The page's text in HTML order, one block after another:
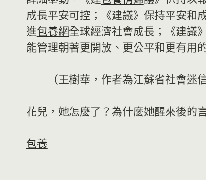
成長平安可控；《建議》保持平安和
進包養網全球經濟社會成長；《建議
能管理朝著更開放、更公平和更有用
（王樹華， 作者為江蘇省社會迷
花兒，她怎麼了？為什麼她醒來後的
包養